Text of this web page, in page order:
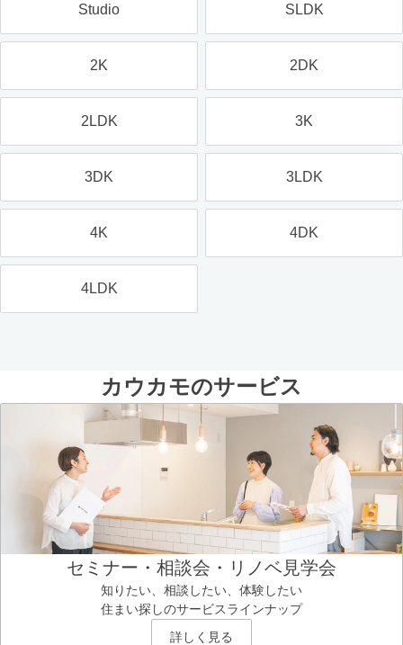
Studio SLDK
2K 2DK
2LDK 3K
3DK 3LDK
4K 4DK
4LDK
カウカモのサービス
セミナー・相談会・リノベ見学会
知りたい、相談したい、体験したい
住まい探しのサービスラインナップ
詳しく見る